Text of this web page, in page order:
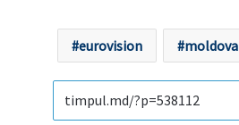
eurovision moldova